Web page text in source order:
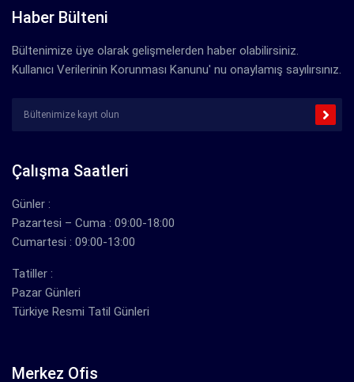
Haber Bülteni
Bültenimize üye olarak gelişmelerden haber olabilirsiniz.
Kullanıcı Verilerinin Korunması Kanunu' nu onaylamış sayılırsınız.
Çalışma Saatleri
Günler :
Pazartesi – Cuma : 09:00-18:00
Cumartesi : 09:00-13:00
Tatiller :
Pazar Günleri
Türkiye Resmi Tatil Günleri
Merkez Ofis